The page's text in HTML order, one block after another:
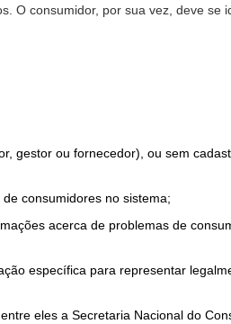
O consumidor, por sua vez, deve se
gestor ou fornecedor), ou sem
consumidores no sistema;
acerca de problemas de
específica para representar
eles a Secretaria Nacional do